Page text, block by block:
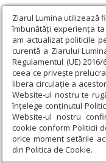
Ziarul Lumina utilizează
îmbunătăți experiența
am actualizat politicile
curentă a Ziarului
Regulamentul (UE)
ceea ce privește
libera circulație a
Website-ul nostru te
înțelege conținutul
Website-ul nostru
cookie conform Politicii
orice moment setările
din Politica de Cookie.
Ziarul Lumina ›
editorială despre viața
O nouă
comunității